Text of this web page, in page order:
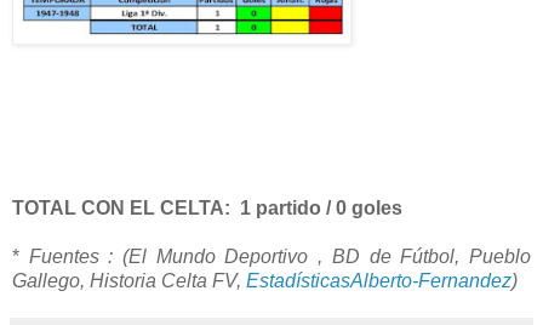
TOTAL CON EL CELTA: 1 partido / 0 goles
* Fuentes : (El Mundo Deportivo , BD de Fútbol, Pueblo
Gallego, Historia Celta FV, EstadísticasAlberto-Fernandez)